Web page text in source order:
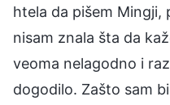
htela da pišem Mingji,
nisam znala šta da
veoma nelagodno i
dogodilo. Zašto sam